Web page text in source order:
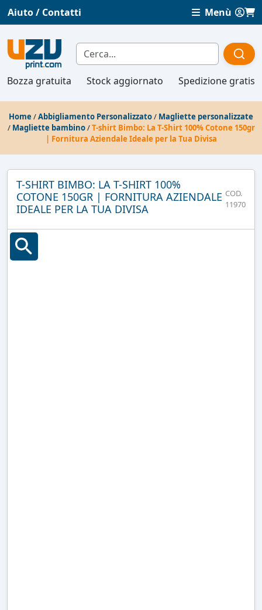
Aiuto / Contatti Menù
Bozza gratuita Stock aggiornato Spedizione gratis
Home /Abbigliamento Personalizzato/ Magliette personalizzate
/ Magliette bambino/T-shirt Bimbo: La T-Shirt 100% Cotone 150gr
| Fornitura Aziendale Ideale per la Tua Divisa
T-SHIRT BIMBO: LA T-SHIRT 100%
COTONE 150GR | FORNITURA AZIENDALE
IDEALE PER LA TUA DIVISA
COD.
11970